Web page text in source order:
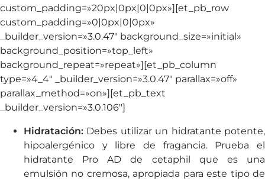
custom_padding=»20px|0px|0|0px»][et_pb_row
custom_padding=»0|0px|0|0px»
_builder_version=»3.0.47″ background_size=»initial»
background_position=»top_left»
background_repeat=»repeat»][et_pb_column
type=»4_4″ _builder_version=»3.0.47″ parallax=»off»
parallax_method=»on»][et_pb_text
_builder_version=»3.0.106″]
Hidratación: Debes utilizar un hidratante potente,
hipoalergénico y libre de fragancia. Prueba el
hidratante Pro AD de cetaphil que es una
emulsión no cremosa, apropiada para este tipo de